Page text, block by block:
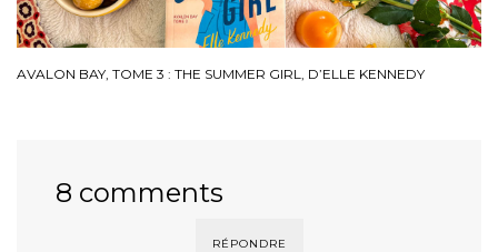
AVALON BAY, TOME 3 : THE SUMMER GIRL, D’ELLE KENNEDY
8 comments
RÉPONDRE